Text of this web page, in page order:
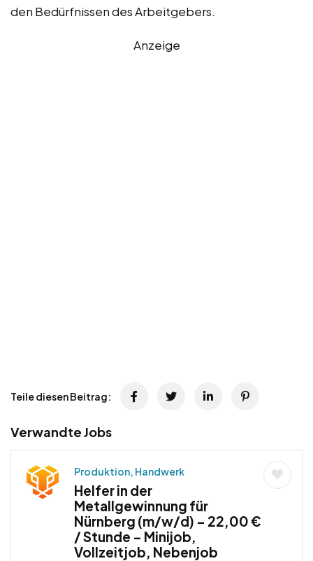
den Bedürfnissen des Arbeitgebers.
Anzeige
Teile diesen Beitrag:
Verwandte Jobs
Produktion, Handwerk
Helfer in der
Metallgewinnung für
Nürnberg (m/w/d) – 22,00 €
/ Stunde – Minijob,
Vollzeitjob, Nebenjob